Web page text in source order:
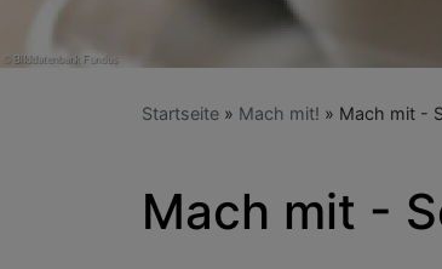
Startseite Mach mit! Mach mit -
Mach mit -